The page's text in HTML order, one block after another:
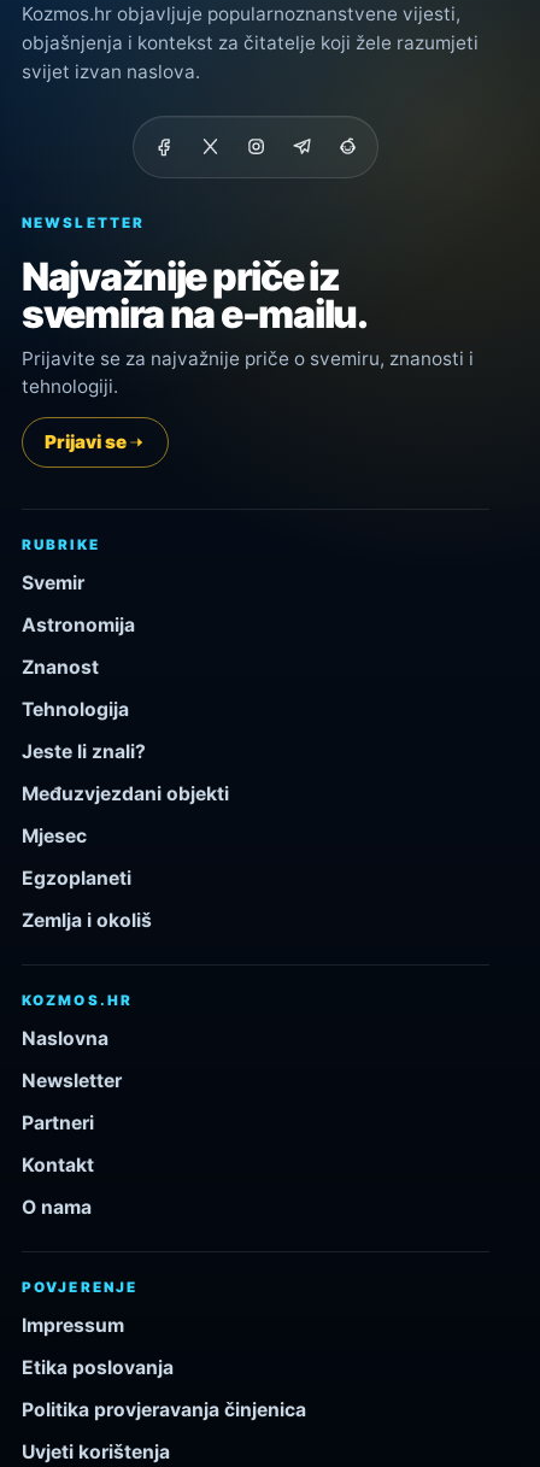
Kozmos.hr objavljuje popularnoznanstvene vijesti,
objašnjenja i kontekst za čitatelje koji žele razumjeti
svijet izvan naslova.
NEWSLETTER
Najvažnije priče iz
svemira na e-mailu.
Prijavite se za najvažnije priče o svemiru, znanosti i
tehnologiji.
Prijavi se
RUBRIKE
Svemir
Astronomija
Znanost
Tehnologija
Jeste li znali?
Međuzvjezdani objekti
Mjesec
Egzoplaneti
Zemlja i okoliš
KOZMOS.HR
Naslovna
Newsletter
Partneri
Kontakt
O nama
POVJERENJE
Impressum
Etika poslovanja
Politika provjeravanja činjenica
Uvjeti korištenja